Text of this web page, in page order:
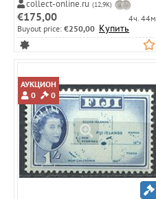
серии • MLH OG VF
collect-online.ru (12,9K)
€175,00
4ч. 44м.
Buyout price: €250,00 Купить
АУКЦИОН
0
0